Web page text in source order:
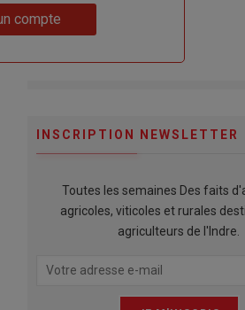
compte
INSCRIPTION NEWSLETTER
Toutes les semaines Des faits
agricoles, viticoles et rurales
agriculteurs de l'Indre.